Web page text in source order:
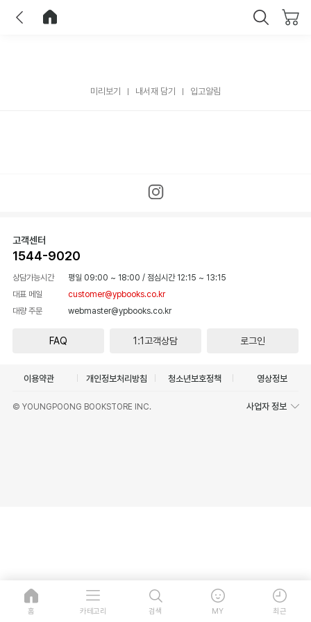
미리보기 내서재 담기 입고알림
고객센터
1544-9020
상담가능시간 평일 09:00 ~ 18:00 / 점심시간 12:15 ~ 13:15
대표 메일
customer@ypbooks.co.kr
대량 주문
webmaster@ypbooks.co.kr
FAQ 1:1고객상담 로그인
이용약관 개인정보처리방침 청소년보호정책 영상정보
© YOUNGPOONG BOOKSTORE INC. 사업자 정보
홈 카테고리 검색 MY 최근